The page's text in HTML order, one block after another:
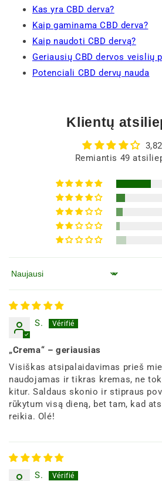
Kas yra CBD derva?
Kaip gaminama CBD derva?
Kaip naudoti CBD dervą?
Geriausių CBD dervos veislių
Potenciali CBD dervų nauda
Klientų
Remiantis 49
Rūšiuoti pagal
S.
„Crema“ – geriausias
Visiškas atsipalaidavimas prieš
naudojamas ir tikras kremas, ne
kitur. Saldaus skonio ir stipraus
rūkytum visą dieną, bet tam, kad
reikia. Olé!
S.